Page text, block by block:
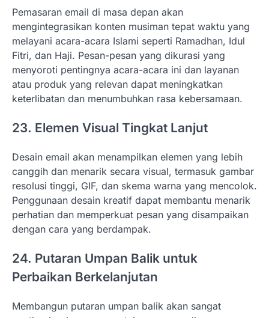
Pemasaran email di masa depan akan
mengintegrasikan konten musiman tepat waktu yang
melayani acara-acara Islami seperti Ramadhan, Idul
Fitri, dan Haji. Pesan-pesan yang dikurasi yang
menyoroti pentingnya acara-acara ini dan layanan
atau produk yang relevan dapat meningkatkan
keterlibatan dan menumbuhkan rasa kebersamaan.
23. Elemen Visual Tingkat Lanjut
Desain email akan menampilkan elemen yang lebih
canggih dan menarik secara visual, termasuk gambar
resolusi tinggi, GIF, dan skema warna yang mencolok.
Penggunaan desain kreatif dapat membantu menarik
perhatian dan memperkuat pesan yang disampaikan
dengan cara yang berdampak.
24. Putaran Umpan Balik untuk
Perbaikan Berkelanjutan
Membangun putaran umpan balik akan sangat